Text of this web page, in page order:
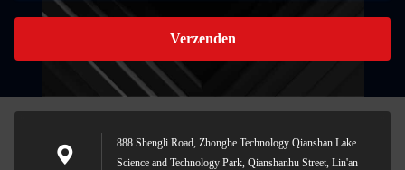
Verzenden
888 Shengli Road, Zhonghe Technology Qianshan Lake
Science and Technology Park, Qianshanhu Street, Lin'an